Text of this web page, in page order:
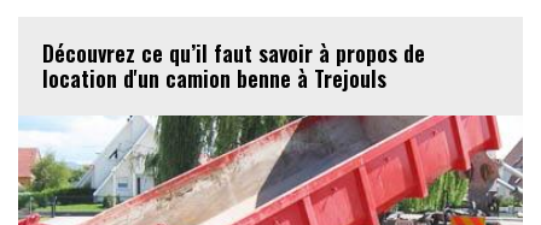
Découvrez ce qu’il faut savoir à propos de
location d'un camion benne à Trejouls